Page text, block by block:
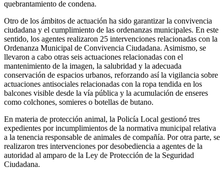
quebrantamiento de condena.
Otro de los ámbitos de actuación ha sido garantizar la convivencia
ciudadana y el cumplimiento de las ordenanzas municipales. En este
sentido, los agentes realizaron 25 intervenciones relacionadas con la
Ordenanza Municipal de Convivencia Ciudadana. Asimismo, se
llevaron a cabo otras seis actuaciones relacionadas con el
mantenimiento de la imagen, la salubridad y la adecuada
conservación de espacios urbanos, reforzando así la vigilancia sobre
actuaciones antisociales relacionadas con la ropa tendida en los
balcones visible desde la vía pública y la acumulación de enseres
como colchones, somieres o botellas de butano.
En materia de protección animal, la Policía Local gestionó tres
expedientes por incumplimientos de la normativa municipal relativa
a la tenencia responsable de animales de compañía. Por otra parte, se
realizaron tres intervenciones por desobediencia a agentes de la
autoridad al amparo de la Ley de Protección de la Seguridad
Ciudadana.